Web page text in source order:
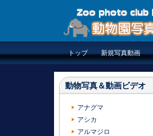
トップ 新規写真動画
動物写真＆動画ビデオ
アナグマ
アシカ
アルマジロ